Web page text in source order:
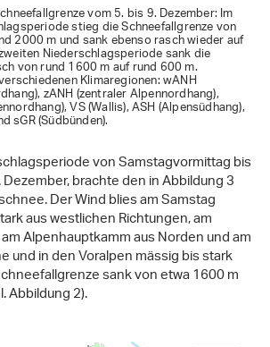
vom 5. bis 9. Dezember: Im
stieg die Schneefallgrenze von
2000 m und sank ebenso rasch wieder auf
Niederschlagsperiode sank die
von rund 1600 m auf rund 600 m.
Klimaregionen: wANH
zANH (zentraler Alpennordhang),
VS (Wallis), ASH (Alpensüdhang),
sGR (Südbünden).
von Samstagvormittag bis
brachte den in Abbildung 3
Der Wind blies am Samstag
aus westlichen Richtungen, am
Alpenhauptkamm aus Norden und am
und in den Voralpen mässig bis stark
sank von etwa 1600 m
Abbildung 2).